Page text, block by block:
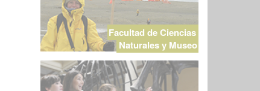
Facultad de Ciencias
Naturales y Museo